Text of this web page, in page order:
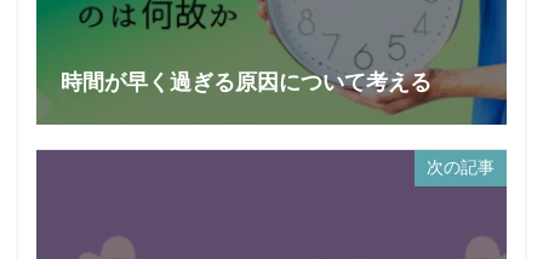
時間が早く過ぎる原因について考える
次の記事